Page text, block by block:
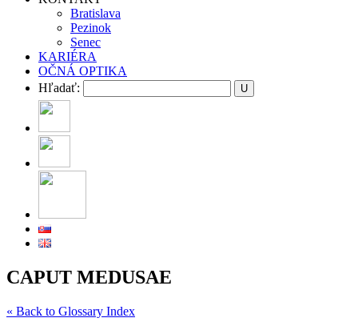
Bratislava
Pezinok
Senec
KARIÉRA
OČNÁ OPTIKA
Hľadať:
CAPUT MEDUSAE
« Back to Glossary Index